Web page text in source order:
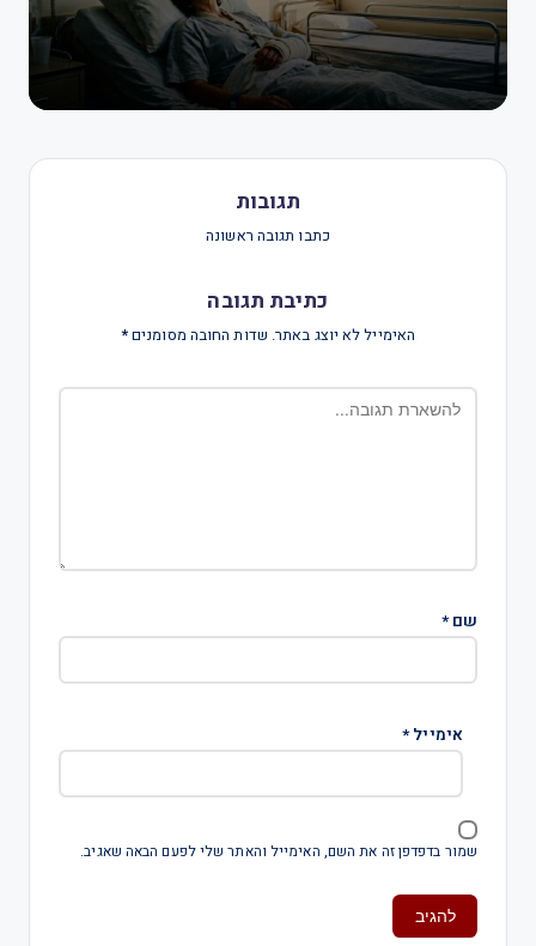
תגובות
כתבו תגובה ראשונה
כתיבת תגובה
האימייל לא יוצג באתר. שדות החובה מסומנים*
שם*
אימייל*
שמור בדפדפן זה את השם, האימייל והאתר שלי לפעם הבאה שאגיב.